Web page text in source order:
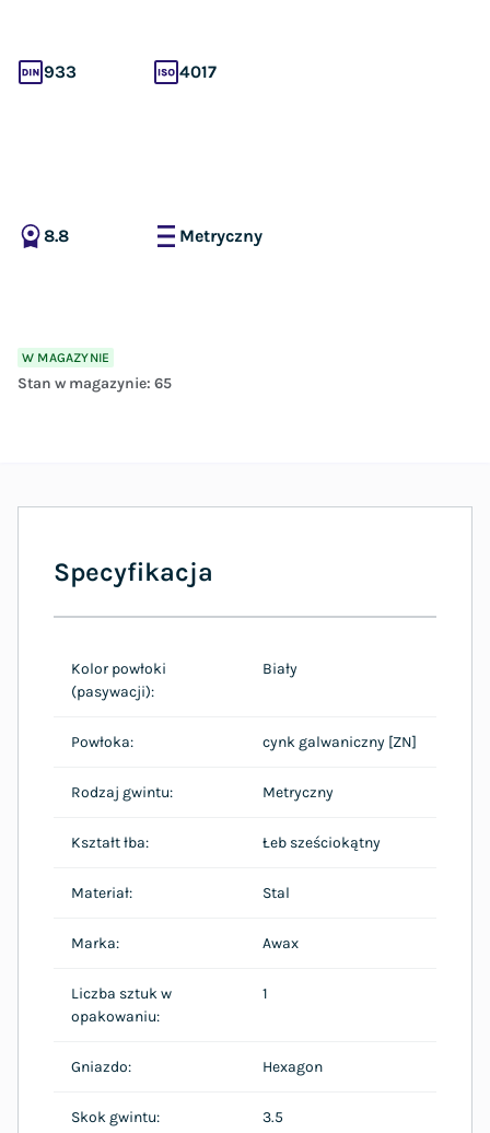
933 4017
8.8 Metryczny
W MAGAZYNIE
Stan w magazynie: 65
Specyfikacja
Kolor powłoki
(pasywacji):
Biały
Powłoka: cynk galwaniczny [ZN]
Rodzaj gwintu: Metryczny
Kształt łba: Łeb sześciokątny
Materiał: Stal
Marka: Awax
Liczba sztuk w
opakowaniu:
1
Gniazdo: Hexagon
Skok gwintu: 3.5